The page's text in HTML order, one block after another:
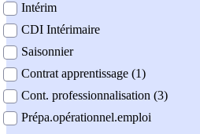
Intérim
CDI Intérimaire
Saisonnier
Contrat apprentissage (1)
Cont. professionnalisation (3)
Prépa.opérationnel.emploi